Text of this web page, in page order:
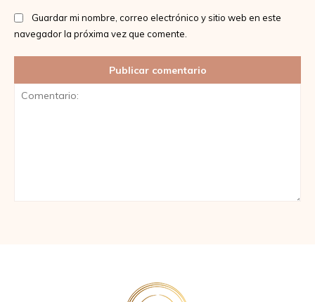
Guardar mi nombre, correo electrónico y sitio web en este
navegador la próxima vez que comente.